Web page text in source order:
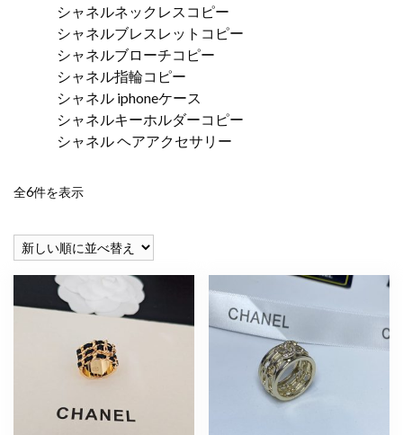
シャネルネックレスコピー
シャネルブレスレットコピー
シャネルブローチコピー
シャネル指輪コピー
シャネル iphoneケース
シャネルキーホルダーコピー
シャネル ヘアアクセサリー
全6件を表示新
い
順